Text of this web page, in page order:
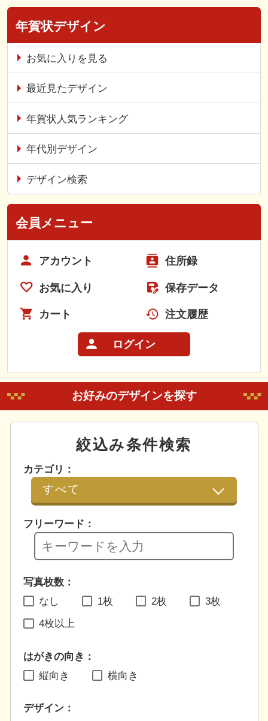
年賀状デザイン
お気に入りを見る
最近見たデザイン
年賀状人気ランキング
年代別デザイン
デザイン検索
会員メニュー
アカウント 住所録
お気に入り 保存データ
カート 注文履歴
ログイン
お好みのデザインを探す
絞込み条件検索
カテゴリ：
フリーワード：
写真枚数：
なし
1枚 2枚 3枚
4枚以上
はがきの向き：
縦向き
横向き
デザイン：